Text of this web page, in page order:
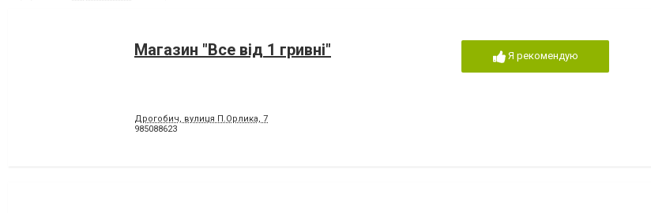
Магазин "Все від 1 гривні"
Дрогобич, вулиця П.Орлика, 7
985088623
Я рекомендую